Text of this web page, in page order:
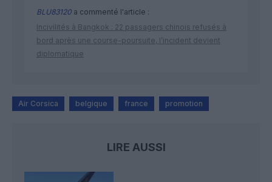
BLU83120 a commenté l'article :
Incivilités à Bangkok : 22 passagers chinois refusés à
bord après une course-poursuite, l’incident devient
diplomatique
Air Corsica belgique france promotion
LIRE AUSSI